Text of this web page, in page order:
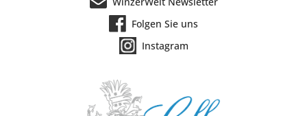
Folgen Sie uns
Instagram